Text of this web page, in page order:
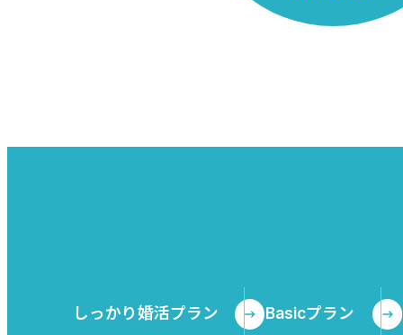
しっかり婚活プラン Basicプラン